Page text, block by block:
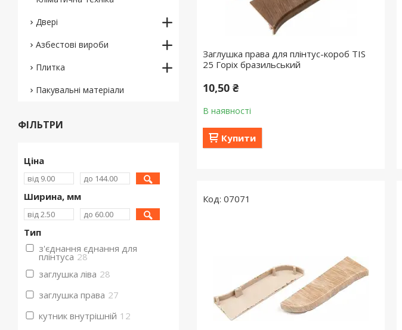
Заглушка права для плінтус-короб TIS
25 Горіх бразильський
10,50 ₴
В наявності
Купити
07071
Двері
Азбестові вироби
Плитка
Пакувальні матеріали
ФІЛЬТРИ
Ціна
Ширина, мм
Тип
з'єднання єднання для
плінтуса 28
заглушка ліва 28
заглушка права 27
кутник внутрішній 12